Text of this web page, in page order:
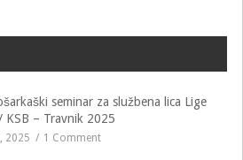
seminar za službena lica Lige
KSB – Travnik 2025
2025 1 Comment